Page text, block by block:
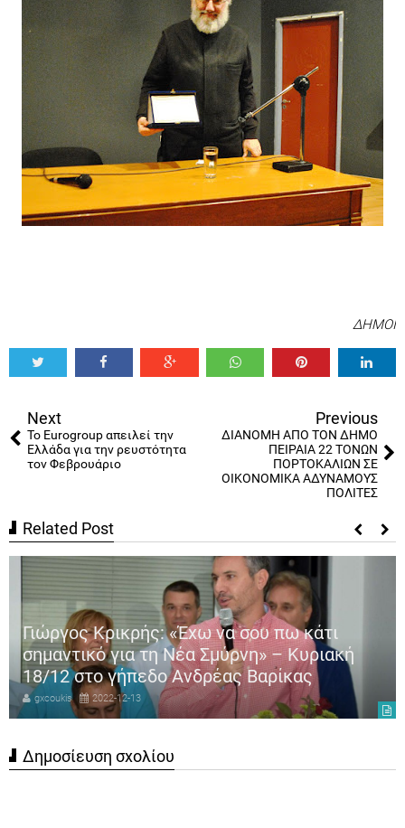
ΔΗΜΟΙ
Next
Το Eurogroup απειλεί την
Ελλάδα για την ρευστότητα
τον Φεβρουάριο
Previous
ΔΙΑΝΟΜΗ ΑΠΟ ΤΟΝ ΔΗΜΟ
ΠΕΙΡΑΙΑ 22 ΤΟΝΩΝ
ΠΟΡΤΟΚΑΛΙΩΝ ΣΕ
ΟΙΚΟΝΟΜΙΚΑ ΑΔΥΝΑΜΟΥΣ
ΠΟΛΙΤΕΣ
Related Post
Γιώργος Κρικρής: «Έχω να σου πω κάτι
σημαντικό για τη Νέα Σμύρνη» – Κυριακή
18/12 στο γήπεδο Ανδρέας Βαρίκας
gxcoukis 2022-12-13
Δημοσίευση σχολίου